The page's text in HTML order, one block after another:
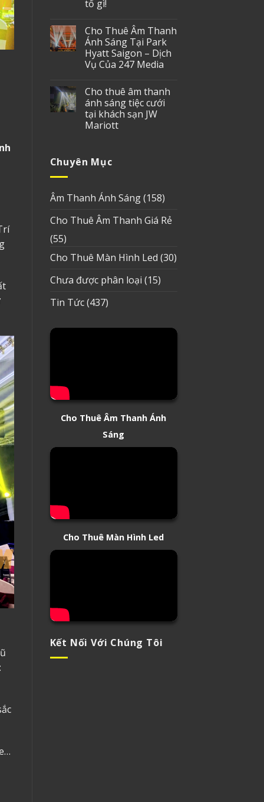
tố gì!
Cho Thuê Âm Thanh
Ánh Sáng Tại Park
Hyatt Saigon – Dịch
Vụ Của 247 Media
Cho thuê âm thanh
ánh sáng tiệc cưới
tại khách sạn JW
Mariott
Chuyên Mục
Âm Thanh Ánh Sáng(158)
Cho Thuê Âm Thanh Giá Rẻ
(55)
Cho Thuê Màn Hình Led (30)
Chưa được phân loại (15)
Tin Tức(437)
Cho Thuê Âm Thanh Ánh
Sáng
Cho Thuê Màn Hình Led
Kết Nối Với Chúng Tôi